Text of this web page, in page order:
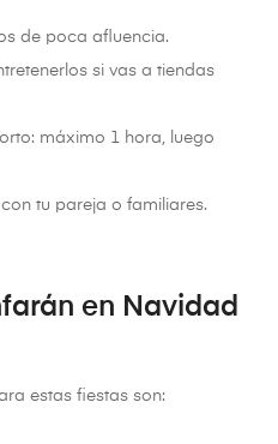
de poca afluencia.
si vas a tiendas
máximo 1 hora, luego
tu pareja o familiares.
en Navidad
estas fiestas son: